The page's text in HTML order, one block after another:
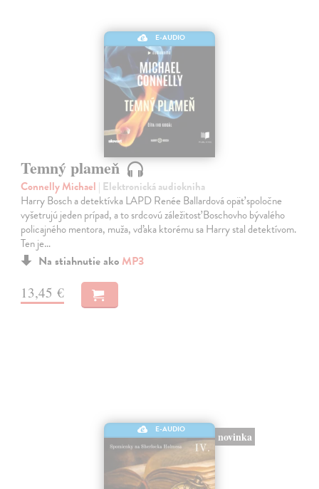
E-AUDIO
Temný plameň
Connelly Michael | Elektronická audiokniha
Harry Bosch a detektívka LAPD Renée Ballardová opäť spoločne
vyšetrujú jeden prípad, a to srdcovú záležitosť Boschovho bývalého
policajného mentora, muža, vďaka ktorému sa Harry stal detektívom.
Ten je…
Na stiahnutie ako MP3
13,45 €
E-AUDIO
novinka